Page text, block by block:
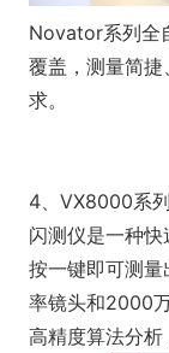
Novator系列全
覆盖，测量简
求。
4、VX8000系
闪测仪是一种快
按一键即可测
率镜头和2000
高精度算法分析